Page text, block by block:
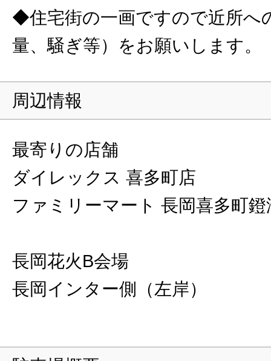
◆住宅街の一画ですので近所へ
量、騒ぎ等）をお願いします。
周辺情報
最寄りの店舗
ダイレックス 喜多町店
ファミリーマート 長岡喜多町鐙
長岡花火B会場
長岡インター側（左岸）